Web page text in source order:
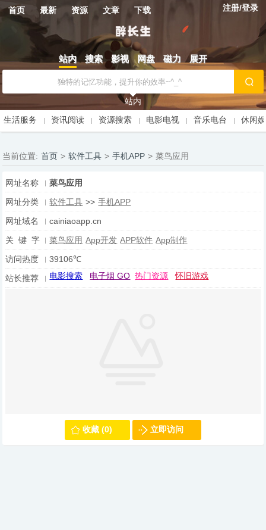
首页 最新 资源 文章 下载 注册/登录
站内 搜索 影视 网盘 磁力 展开
站内
生活服务
资讯阅读 资源搜索 电影电视 音乐电台 休闲
当前位置: 首页 > 软件工具 > 手机APP > 菜鸟应用
网址名称
菜鸟应用
网址分类
软件工具 >> 手机APP
网址域名
cainiaoapp.cn
关 键 字
菜鸟应用 App开发 APP软件 App制作
访问热度
39106℃
站长推荐
电影搜索 电子烟 GO 热门资源 怀旧游戏
收藏 (0) 立即访问